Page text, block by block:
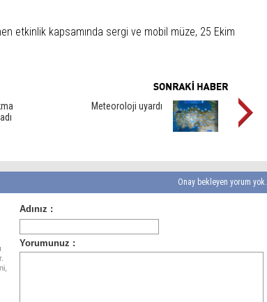
etkinlik kapsamında sergi ve mobil müze, 25 Ekim
Meteoroloji uyardı
Onay bekleyen yorum yok.